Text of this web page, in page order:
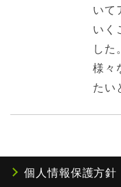
いて
いく
した
様々
たい
個人情報保護方針